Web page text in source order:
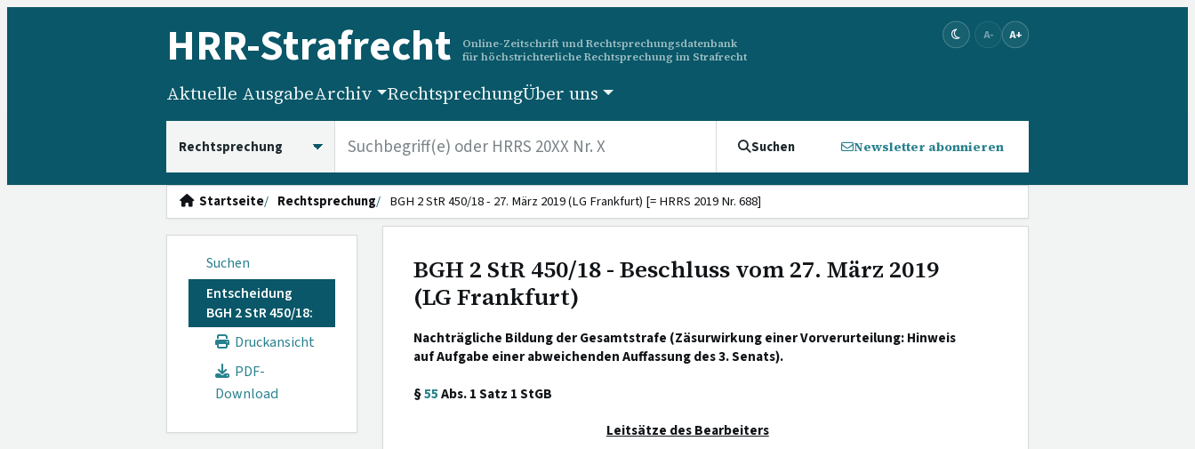
HRR-Strafrecht
Online-Zeitschrift und Rechtsprechungsdatenbank
für höchstrichterliche Rechtsprechung im Strafrecht
A- A+
Aktuelle AusgabeArchiv RechtsprechungÜber uns
Suchen Newsletter abonnieren
Startseite Rechtsprechung BGH 2 StR 450/18 - 27. März 2019 (LG Frankfurt) [= HRRS 2019 Nr. 688]
Suchen
Entscheidung
BGH 2 StR 450/18:
Druckansicht
PDF-
Download
BGH 2 StR 450/18 - Beschluss vom 27. März 2019
(LG Frankfurt)
Nachträgliche Bildung der Gesamtstrafe (Zäsurwirkung einer Vorverurteilung: Hinweis
auf Aufgabe einer abweichenden Auffassung des 3. Senats).
§55Abs. 1 Satz 1 StGB
Leitsätze des Bearbeiters